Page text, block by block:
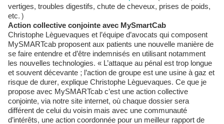
vertiges, troubles digestifs, chute de cheveux, prises de poids,
etc.)
Action collective conjointe avec MySmartCab
Christophe Lèguevaques et l’équipe d’avocats qui composent
MySMARTcab proposent aux patients une nouvelle manière de
se faire entendre et d’être indemnisés en utilisant notamment
les nouvelles technologies. « L’attaque au pénal est trop longue
et souvent décevante ; l’action de groupe est une usine à gaz et
risque de durer, explique Christophe Lèguevaques. Ce que je
propose avec MySMARTcab c’est une action collective
conjointe, via notre site internet, où chaque dossier sera
différent de celui du voisin mais avec une communauté
d’intérêts, une action coordonnée pour un meilleur rapport de